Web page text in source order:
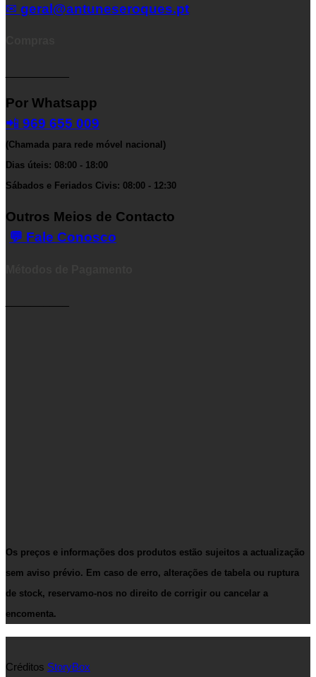
✉ geral@antuneseroques.pt
Por Whatsapp
📲 969 655 009
(Chamada para rede móvel nacional)
Dias úteis: 08:00 - 18:00
Sábados e Feriados Civis: 08:00 - 12:30
Outros Meios de Contacto
💬 Fale Conosco
Os preços e informações dos produtos estão sujeitos a actualização
sem aviso prévio. Em caso de erro, alterações de tabela ou ruptura
de stock, reservamo-nos no direito de corrigir ou cancelar a
encomenta.
Créditos StoryBox